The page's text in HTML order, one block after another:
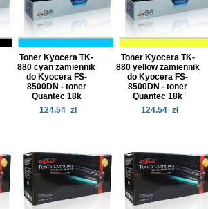
Toner Kyocera TK-
880 cyan zamiennik
do Kyocera FS-
8500DN - toner
Quantec 18k
124.54 zł
Toner Kyocera TK-
880 yellow zamiennik
do Kyocera FS-
8500DN - toner
Quantec 18k
124.54 zł